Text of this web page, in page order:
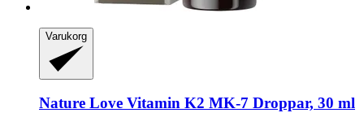
Varukorg
Nature Love Vitamin K2 MK-​7 Droppar, 30 ml